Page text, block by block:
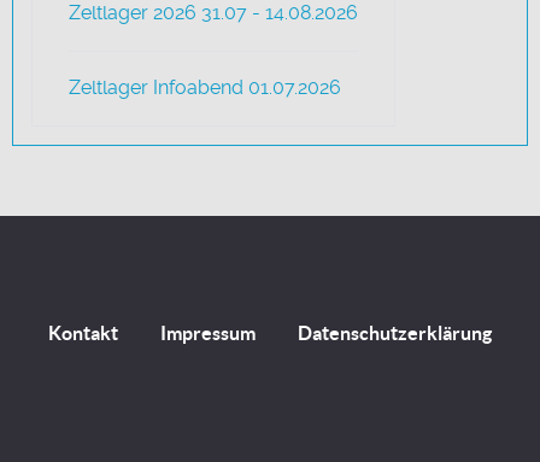
Zeltlager 2026 31.07 - 14.08.2026
Zeltlager Infoabend 01.07.2026
Kontakt Impressum Datenschutzerklärung